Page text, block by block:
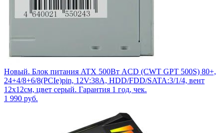
Новый. Блок питания ATX 500Вт ACD (CWT GPT 500S) 80+,
24+4/8+6/8(PCIe)pin, 12V:38A, HDD/FDD/SATA:3/1/4, вент
12x12см, цвет серый. Гарантия 1 год, чек.
1 990 руб.